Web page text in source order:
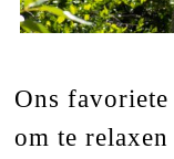
Ons
om te